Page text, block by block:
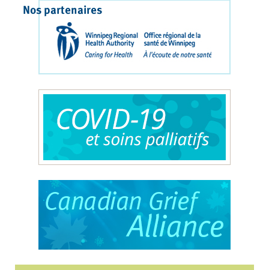
Nos partenaires